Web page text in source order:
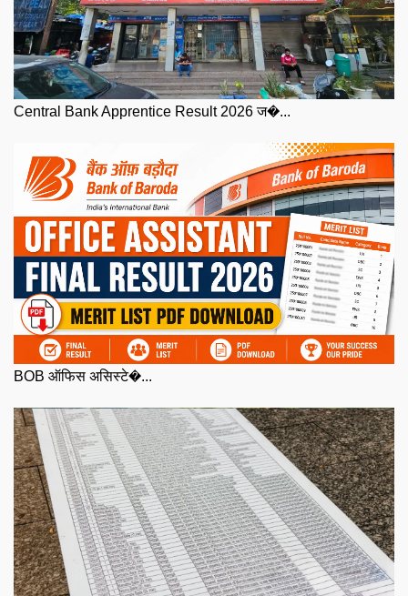
Central Bank Apprentice Result 2026 ज�...
BOB ऑफिस असिस्टे�...